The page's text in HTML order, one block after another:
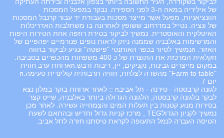
של איליריה במאה ה-3 לפני הספירה. נבקר במפעל המסכות
הוונציאניות, מפעל אשר מייצר מסכות בעבודת יד עבור קרנבל המסכות
של ונציה. נטייל במדרחוב ששופץ לאחרונה בו משתלבות האדריכלות
האיטלקית והאוסטרית. נמשיך לביקור בטירת רוזפה אחת הטירות היפות
והמרשימות באלבניה שממנה ניתן לראות נופים פנורמיים יפהפיים של
האזור. nנמשיך לסיור בכפר האותנטי "פישטה" ונגיע לביקור בחווה
חקלאית המרכזת את התוצרת של כ 400 משפחות מהכפרים בסביבה.
במקום מייצרים גבינות, נקניקים, יין, ריבות ודבש.nארוחת ערב חווית
"Farm to table" מהשדה לצלחת, חוויה תרבותית קולינרית טעימה.n
יום 7
לגונה קרבסטה - טירנה - תל אביבn :: לאחר ארוחת בוקר במלון נצא
לבקר בלגונה קרבסטה, הלגונה הגדולה ביותר באלבניה, שייט קצר
בסירות מנוע קטנות בין תעלות המים והצמחייה עשירה. לאחר מכן
נמשיך לקניון הגדולTEG , מרכז קניות גדול וחדיש ובהתאם לשעת
הטיסה העברה לנמל התעופה לקראת טיסתנו חזרה לתל אביב.